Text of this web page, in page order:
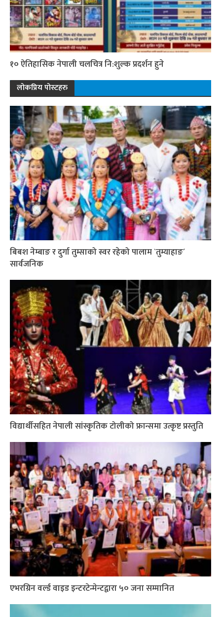
१० ऐतिहासिक नेपाली चलचित्र नि:शुल्क प्रदर्शन हुने
लोकप्रिय पोस्टहरु
बिबश नेम्बाङ र दुर्गा तुम्साको स्वर रहेको पालाम `तुम्याहाङ´
सार्वजनिक
विद्यार्थीसहित नेपाली सांस्कृतिक टोलीको फ्रान्समा उत्कृष्ट प्रस्तुति
एभरग्रिन वर्ल्ड वाइड इन्टरटेन्मेन्टद्वारा ५० जना सम्मानित